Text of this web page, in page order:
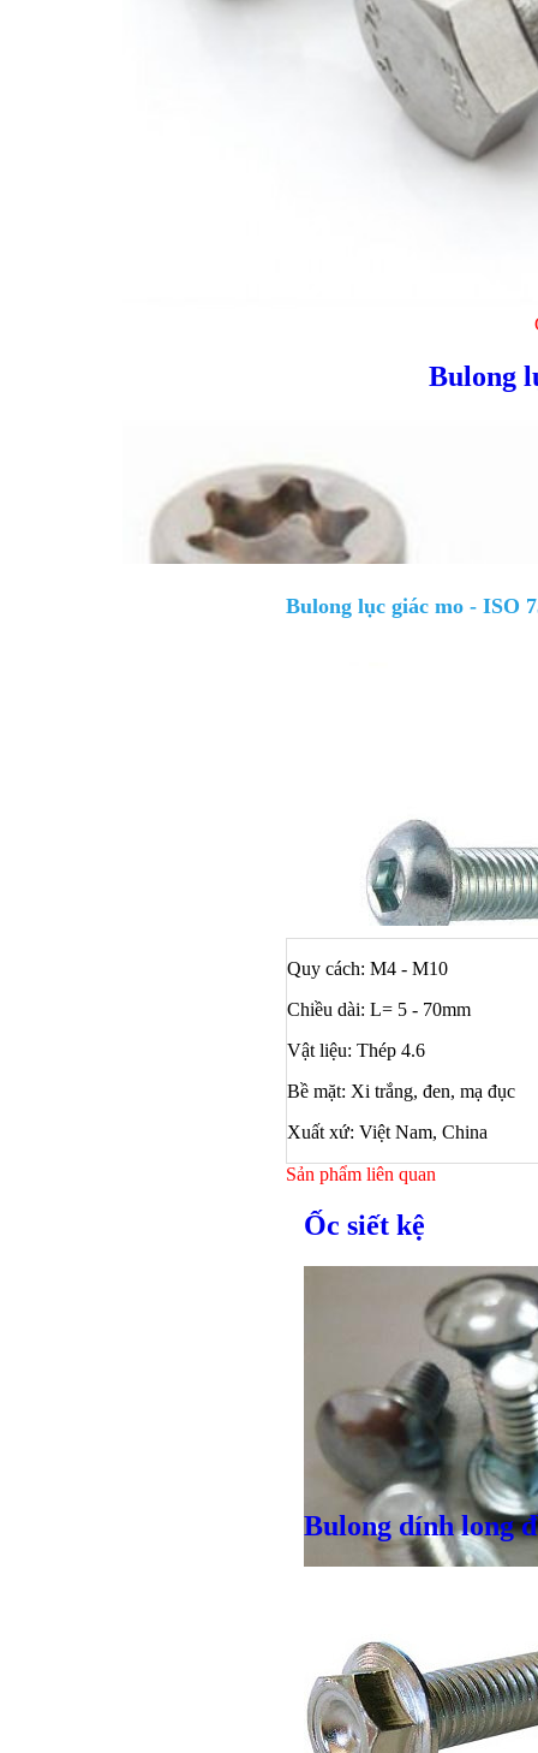
Bulong
Bulong lục giác mo - ISO
Quy cách: M4 - M10
Chiều dài: L= 5 - 70mm
Vật liệu: Thép 4.6
Bề mặt: Xi trắng, đen, mạ đục
Xuất xứ: Việt Nam, China
Sản phẩm liên quan
Ốc siết kệ
Giá bán VND
Bulong dính long